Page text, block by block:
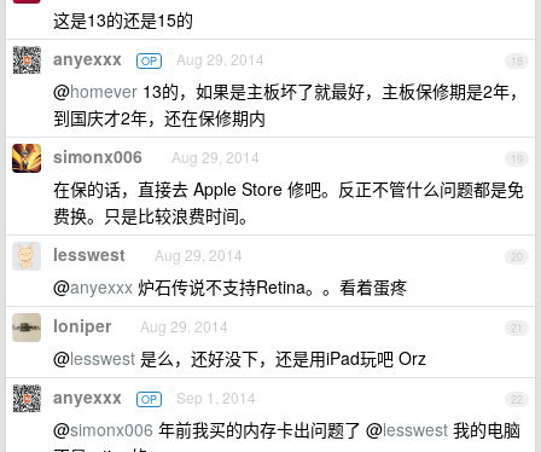
这是13的还是15的
18
anyexxx OP Aug 29, 2014
@homever 13的，如果是主板坏了就最好，主板保修期是2年，
到国庆才2年，还在保修期内
19
simonx006 Aug 29, 2014
在保的话，直接去 Apple Store 修吧。反正不管什么问题都是免
费换。只是比较浪费时间。
20
lesswest Aug 29, 2014
@anyexxx 炉石传说不支持Retina。。看着蛋疼
21
loniper Aug 29, 2014
@lesswest 是么，还好没下，还是用iPad玩吧 Orz
22
anyexxx OP Sep 1, 2014
@simonx006 年前我买的内存卡出问题了 @lesswest 我的电脑